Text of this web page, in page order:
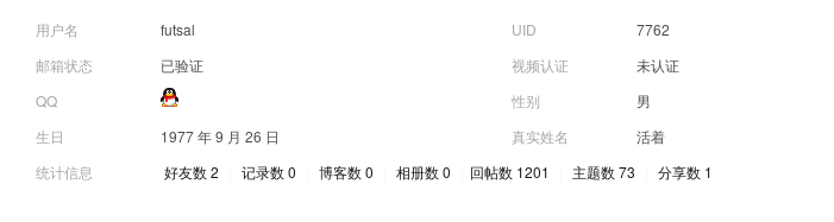
用户名 futsal UID
7762
邮箱状态
已验证 视频认证
未认证
QQ
性别 男
生日
1977 年 9 月 26 日 真实姓名
活着
统计信息
好友数 2 记录数 0 博客数 0 相册数 0 回帖数 1201 主题数 73 分享数 1